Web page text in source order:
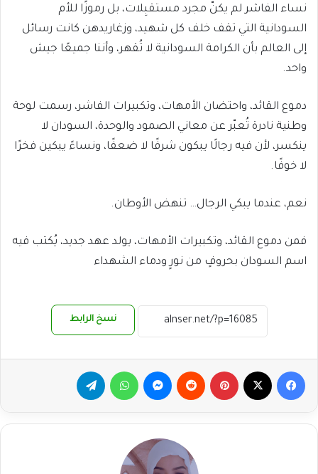
نساء الفاشر لم يكنّ مجرد مستقبِلات، بل رموزًا للأم
السودانية التي تقف خلف كل شهيد، وزغاريدهن كانت رسائل
إلى العالم بأن الكرامة السودانية لا تُقهر، وأننا جميعًا جيش
واحد.
دموع القائد، واحتضان الأمهات، وتكبيرات الفاشر، رسمت لوحة
وطنية نادرة تُعبّر عن معاني الصمود والوحدة، السودان لا
ينكسر، لأن فيه رجالًا يبكون شرفًا لا ضعفًا، ونساءً يبكين فخرًا
لا خوفًا.
نعم، عندما يبكي الرجال… تنهض الأوطان.
فمن دموع القائد، وتكبيرات الأمهات، يولد عهد جديد، يُكتب فيه
اسم السودان بحروفٍ من نورٍ ودماء الشهداء
نسخ الرابط
فيسبوك بينتيريست ماسنجر واتساب